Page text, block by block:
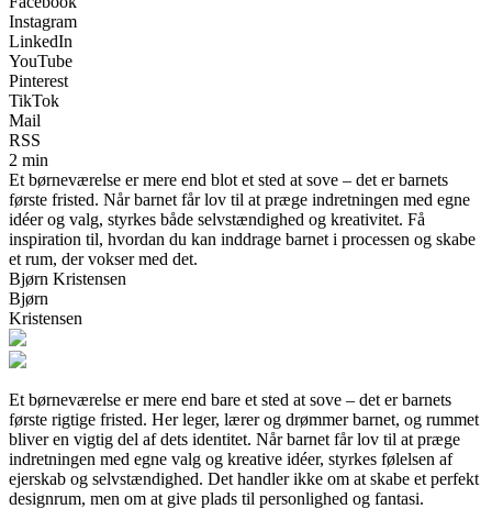
Instagram
LinkedIn
YouTube
Pinterest
TikTok
Mail
RSS
2 min
Et børneværelse er mere end blot et sted at sove – det er barnets
første fristed. Når barnet får lov til at præge indretningen med egne
idéer og valg, styrkes både selvstændighed og kreativitet. Få
inspiration til, hvordan du kan inddrage barnet i processen og skabe
et rum, der vokser med det.
Bjørn Kristensen
Bjørn
Kristensen
Et børneværelse er mere end bare et sted at sove – det er barnets
første rigtige fristed. Her leger, lærer og drømmer barnet, og rummet
bliver en vigtig del af dets identitet. Når barnet får lov til at præge
indretningen med egne valg og kreative idéer, styrkes følelsen af
ejerskab og selvstændighed. Det handler ikke om at skabe et perfekt
designrum, men om at give plads til personlighed og fantasi.